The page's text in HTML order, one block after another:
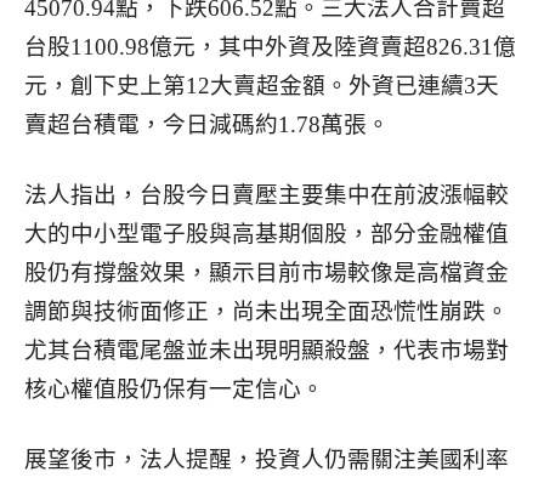
45070.94點，下跌606.52點。三大法人合計賣超
台股1100.98億元，其中外資及陸資賣超826.31億
元，創下史上第12大賣超金額。外資已連續3天
賣超台積電，今日減碼約1.78萬張。
法人指出，台股今日賣壓主要集中在前波漲幅較
大的中小型電子股與高基期個股，部分金融權值
股仍有撐盤效果，顯示目前市場較像是高檔資金
調節與技術面修正，尚未出現全面恐慌性崩跌。
尤其台積電尾盤並未出現明顯殺盤，代表市場對
核心權值股仍保有一定信心。
展望後市，法人提醒，投資人仍需關注美國利率